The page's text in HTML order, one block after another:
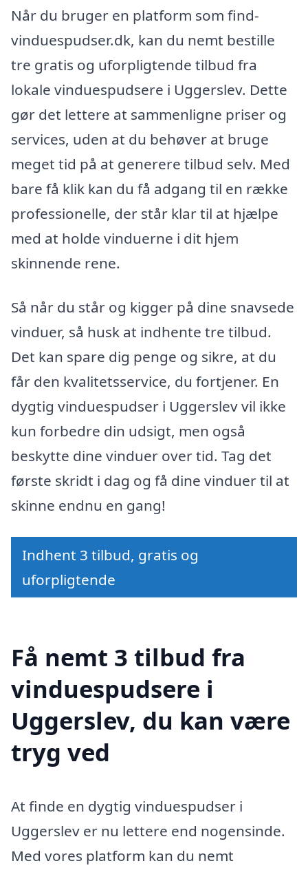
Når du bruger en platform som find-
vinduespudser.dk, kan du nemt bestille
tre gratis og uforpligtende tilbud fra
lokale vinduespudsere i Uggerslev. Dette
gør det lettere at sammenligne priser og
services, uden at du behøver at bruge
meget tid på at generere tilbud selv. Med
bare få klik kan du få adgang til en række
professionelle, der står klar til at hjælpe
med at holde vinduerne i dit hjem
skinnende rene.
Så når du står og kigger på dine snavsede
vinduer, så husk at indhente tre tilbud.
Det kan spare dig penge og sikre, at du
får den kvalitetsservice, du fortjener. En
dygtig vinduespudser i Uggerslev vil ikke
kun forbedre din udsigt, men også
beskytte dine vinduer over tid. Tag det
første skridt i dag og få dine vinduer til at
skinne endnu en gang!
Indhent 3 tilbud, gratis og
uforpligtende
Få nemt 3 tilbud fra
vinduespudsere i
Uggerslev, du kan være
tryg ved
At finde en dygtig vinduespudser i
Uggerslev er nu lettere end nogensinde.
Med vores platform kan du nemt